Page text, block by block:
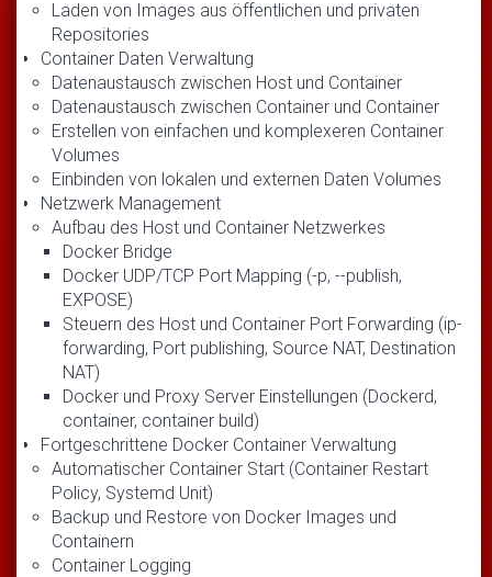
Laden von Images aus öffentlichen und privaten
Repositories
Container Daten Verwaltung
Datenaustausch zwischen Host und Container
Datenaustausch zwischen Container und Container
Erstellen von einfachen und komplexeren Container
Volumes
Einbinden von lokalen und externen Daten Volumes
Netzwerk Management
Aufbau des Host und Container Netzwerkes
Docker Bridge
Docker UDP/TCP Port Mapping (-p, --publish,
EXPOSE)
Steuern des Host und Container Port Forwarding (ip-
forwarding, Port publishing, Source NAT, Destination
NAT)
Docker und Proxy Server Einstellungen (Dockerd,
container, container build)
Fortgeschrittene Docker Container Verwaltung
Automatischer Container Start (Container Restart
Policy, Systemd Unit)
Backup und Restore von Docker Images und
Containern
Container Logging